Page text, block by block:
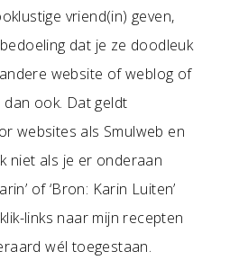
vriend(in) geven,
dat je ze doodleuk
website of weblog of
ook. Dat geldt
websites als Smulweb en
niet als je er onderaan
of ‘Bron: Karin Luiten’
links naar mijn recepten
wél toegestaan.